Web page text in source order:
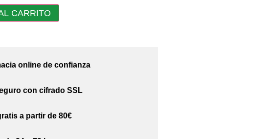
CARRITO
online de confianza
con cifrado SSL
a partir de 80€